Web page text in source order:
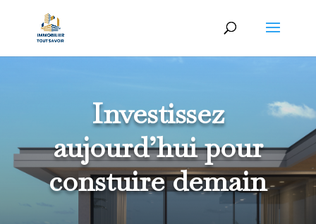
Investissez
aujourd’hui pour
constuire demain